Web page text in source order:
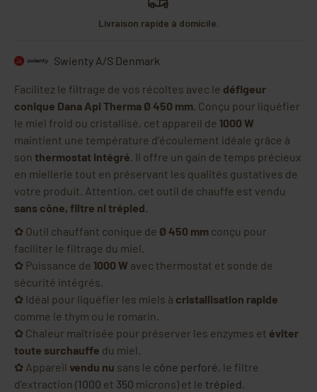
Livraison rapide à domicile.
Swienty A/S Denmark
Facilitez le filtrage de vos récoltes avec le défigeur
conique Dana Api Therma Ø 450 mm. Conçu pour liquéfier
le miel froid ou cristallisé, cet appareil de 1000 W
maintient une température d'écoulement idéale grâce à
son thermostat intégré. Il offre un gain de temps précieux
en miellerie tout en préservant les qualités gustatives de
votre produit. Attention, cet outil de chauffe est vendu
sans cône, filtre ni trépied.
✿ Outil chauffant conique de Ø 450 mm conçu pour
faciliter le filtrage du miel.
✿ Puissance de 1000 W avec thermostat et sonde de
sécurité intégrés.
✿ Idéal pour liquéfier les miels à cristallisation rapide
comme le thym ou le romarin.
✿ Chaleur maîtrisée pour préserver les enzymes et éviter
toute surchauffe du miel.
✿ Appareil vendu nu sans le cône perforé, le filtre
d'extraction (1000 et 350 microns) et le trépied .